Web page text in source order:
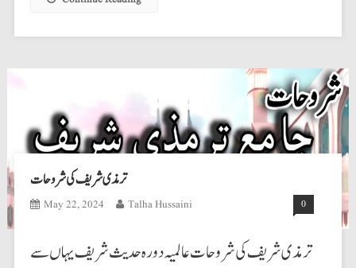
ترمذی شریف کی شروحات
May 22, 2024 Talha Hussaini 0
ترمذی شریف کی شروحات عالمیہ دورہ حدیث شریف یہاں سے